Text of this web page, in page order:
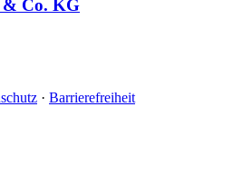
& Co. KG
· Barrierefreiheit